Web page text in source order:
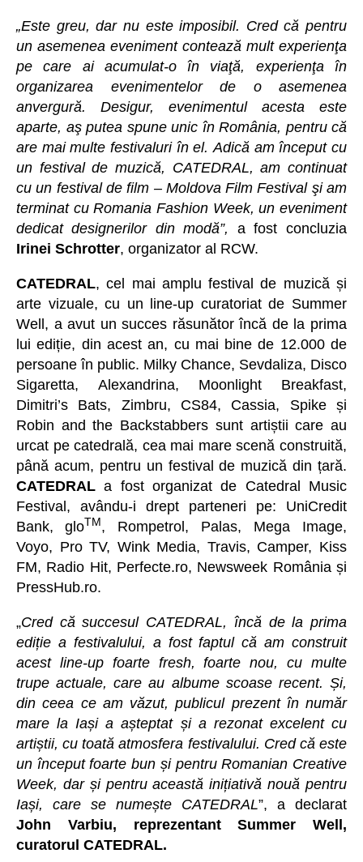
„Este greu, dar nu este imposibil. Cred că pentru
un asemenea eveniment contează mult experienţa
pe care ai acumulat-o în viaţă, experienţa în
organizarea evenimentelor de o asemenea
anvergură. Desigur, evenimentul acesta este
aparte, aş putea spune unic în România, pentru că
are mai multe festivaluri în el. Adică am început cu
un festival de muzică, CATEDRAL, am continuat
cu un festival de film – Moldova Film Festival şi am
terminat cu Romania Fashion Week, un eveniment
dedicat designerilor din modă”, a fost concluzia
Irinei Schrotter, organizator al RCW.
CATEDRAL, cel mai amplu festival de muzică și
arte vizuale, cu un line-up curatoriat de Summer
Well, a avut un succes răsunător încă de la prima
lui ediție, din acest an, cu mai bine de 12.000 de
persoane în public. Milky Chance, Sevdaliza, Disco
Sigaretta, Alexandrina, Moonlight Breakfast,
Dimitri’s Bats, Zimbru, CS84, Cassia, Spike și
Robin and the Backstabbers sunt artiștii care au
urcat pe catedrală, cea mai mare scenă construită,
până acum, pentru un festival de muzică din țară.
CATEDRAL a fost organizat de Catedral Music
Festival, avându-i drept parteneri pe: UniCredit
Bank, gloTM , Rompetrol, Palas, Mega Image,
Voyo, Pro TV, Wink Media, Travis, Camper, Kiss
FM, Radio Hit, Perfecte.ro, Newsweek România și
PressHub.ro.
„Cred că succesul CATEDRAL, încă de la prima
ediție a festivalului, a fost faptul că am construit
acest line-up foarte fresh, foarte nou, cu multe
trupe actuale, care au albume scoase recent. Și,
din ceea ce am văzut, publicul prezent în număr
mare la Iași a așteptat și a rezonat excelent cu
artiștii, cu toată atmosfera festivalului. Cred că este
un început foarte bun și pentru Romanian Creative
Week, dar și pentru această inițiativă nouă pentru
Iași, care se numește CATEDRAL”, a declarat
John Varbiu, reprezentant Summer Well,
curatorul CATEDRAL.